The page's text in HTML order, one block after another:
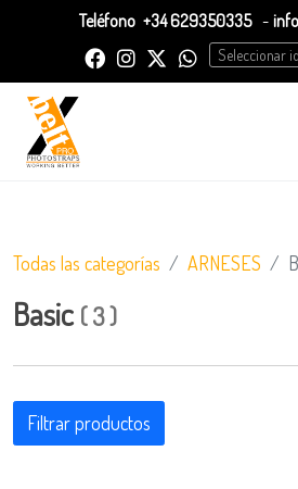
Teléfono +34 629350335 -
Seleccionar
Todas las categorías ARNESES
Basic (3)
Filtrar productos